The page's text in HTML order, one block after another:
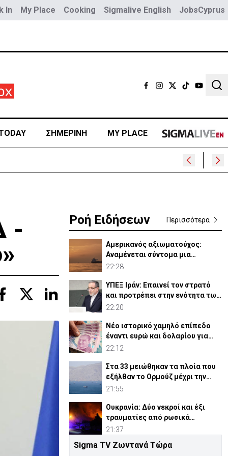
In My Place Cooking Sigmalive English JobsCyprus
ΣΗΜΕΡΙΝΗ MY PLACE
-
Ροή Ειδήσεων Περισσότερα
Αμερικανός αξιωματούχος:
Αναμένεται σύντομα μια
συμφωνία για Ορμούζ
22:28
ΥΠΕΞ Ιράν: Επαινεί τον στρατό
και προτρέπει στην ενότητα των
μουσουλμάνων
22:20
Νέο ιστορικό χαμηλό επίπεδο
έναντι ευρώ και δολαρίου για
τουρκική λίρα
22:12
Στα 33 μειώθηκαν τα πλοία που
εξήλθαν το Ορμούζ μέχρι την
Πέμπτη
21:55
Ουκρανία: Δύο νεκροί και έξι
τραυματίες από ρωσικά
πλήγματα
21:37
ΗΠΑ: Η Γερουσία ενέκρινε νέες
Sigma TV Ζωντανά Τώρα